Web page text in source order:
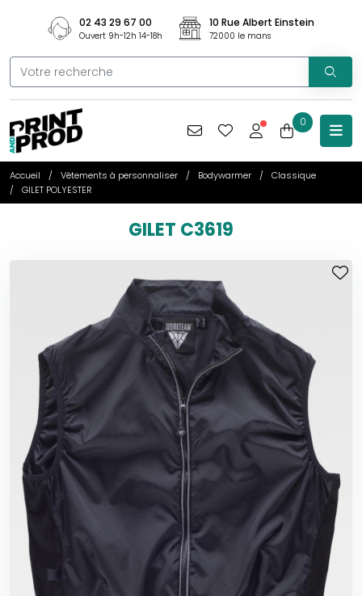
02 43 29 67 00
Ouvert 9h-12h 14-18h
10 Rue Albert Einstein
72000 le mans
0
Accueil Vêtements à personnaliser Bodywarmer
Classique
GILET POLYESTER
GILET C3619